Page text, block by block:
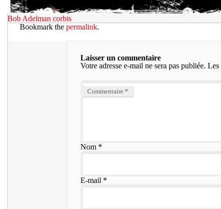
Bob Adelman corbis
Bookmark the permalink.
Laisser un commentaire
Votre adresse e-mail ne sera pas publiée. Les
Commentaire *
Nom*
E-mail *